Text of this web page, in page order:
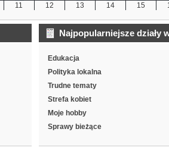
11 12 13 14 15
Najpopularniejsze działy
Edukacja
Polityka lokalna
Trudne tematy
Strefa kobiet
Moje hobby
Sprawy bieżące